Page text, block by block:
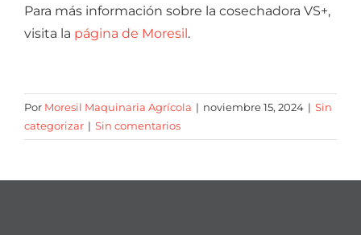
Para más información sobre la cosechadora VS+,
visita la página de Moresil .
Por Moresil Maquinaria Agrícola | noviembre 15, 2024 | Sin
categorizar | Sin comentarios